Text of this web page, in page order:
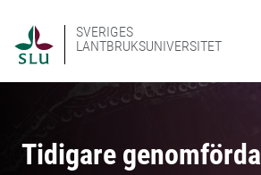
SVERIGES
LANTBRUKSUNIVERSITET
Tidigare genomförda